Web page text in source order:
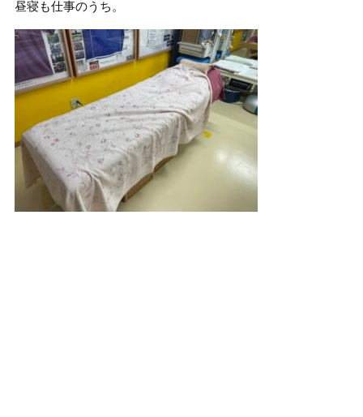
昼寝も仕事のうち。